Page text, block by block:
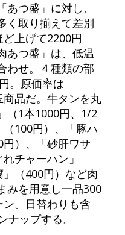
つ盛」に対し、
く取り揃えて差別
上げて2200円
あつ盛」は、低温
わせ。４種類の部
。原価率は
品だ。牛タンを丸
（1本1000円、1/2
100円）、「豚ハ
）、「砂肝ワサ
チャーハン」
」（400円）など肉
みを用意し一品300
。日替わりも含
ップする。